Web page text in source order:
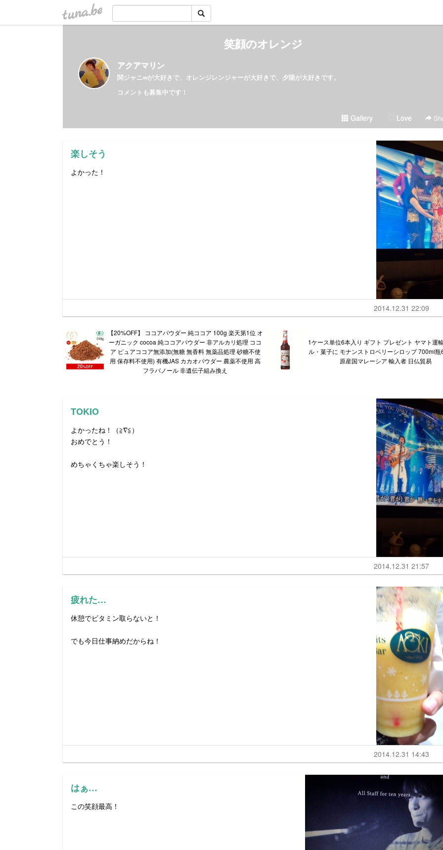
tuna.be
笑顔のオレンジ
アクアマリン
関ジャニ∞が大好きで、オレンジレンジャーが大好きで、夕陽が大好きです。
コメントも募集中です！
Gallery Love
楽しそう
よかった！
2014.12.31 22:09
【20%OFF】 ココアパウダー 純ココア 100g 楽天第1位 オ
ーガニック cocoa 純ココアパウダー 非アルカリ処理 ココ
ア ピュアココア無添加(無糖 無香料 無薬品処理 砂糖不使
用 保存料不使用) 有機JAS カカオパウダー 農薬不使用 高
フラバノール 非遺伝子組み換え
1ケース単位6本入り ギフト プレゼント ヤマト運
ル・菓子に モナンストロベリーシロップ 700ml瓶
原産国マレーシア 輸入者 日仏貿易
TOKIO
よかったね！（≧∇≦）
おめでとう！
めちゃくちゃ楽しそう！
2014.12.31 21:57
疲れた…
休憩でビタミン取らないと！
でも今日仕事納めだからね！
2014.12.31 14:43
はぁ…
この笑顔最高！